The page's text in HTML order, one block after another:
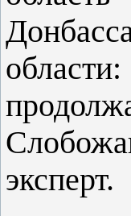
эксперт.